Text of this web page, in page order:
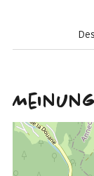
Meinung
August
ISABELLE
Plus de 50